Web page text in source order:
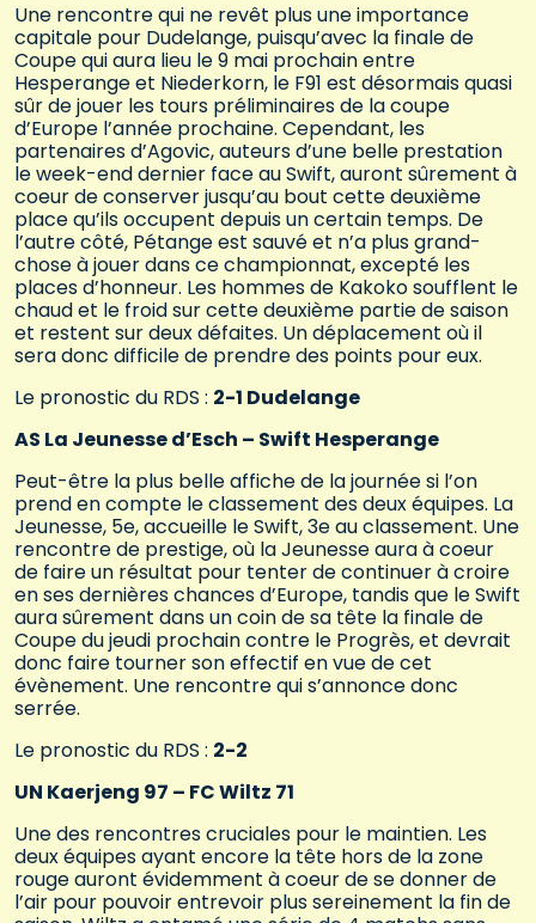
Une rencontre qui ne revêt plus une importance
capitale pour Dudelange, puisqu’avec la finale de
Coupe qui aura lieu le 9 mai prochain entre
Hesperange et Niederkorn, le F91 est désormais quasi
sûr de jouer les tours préliminaires de la coupe
d’Europe l’année prochaine. Cependant, les
partenaires d’Agovic, auteurs d’une belle prestation
le week-end dernier face au Swift, auront sûrement à
coeur de conserver jusqu’au bout cette deuxième
place qu’ils occupent depuis un certain temps. De
l’autre côté, Pétange est sauvé et n’a plus grand-
chose à jouer dans ce championnat, excepté les
places d’honneur. Les hommes de Kakoko soufflent le
chaud et le froid sur cette deuxième partie de saison
et restent sur deux défaites. Un déplacement où il
sera donc difficile de prendre des points pour eux.
Le pronostic du RDS : 2-1 Dudelange
AS La Jeunesse d’Esch – Swift Hesperange
Peut-être la plus belle affiche de la journée si l’on
prend en compte le classement des deux équipes. La
Jeunesse, 5e, accueille le Swift, 3e au classement. Une
rencontre de prestige, où la Jeunesse aura à coeur
de faire un résultat pour tenter de continuer à croire
en ses dernières chances d’Europe, tandis que le Swift
aura sûrement dans un coin de sa tête la finale de
Coupe du jeudi prochain contre le Progrès, et devrait
donc faire tourner son effectif en vue de cet
évènement. Une rencontre qui s’annonce donc
serrée.
Le pronostic du RDS : 2-2
UN Kaerjeng 97 – FC Wiltz 71
Une des rencontres cruciales pour le maintien. Les
deux équipes ayant encore la tête hors de la zone
rouge auront évidemment à coeur de se donner de
l’air pour pouvoir entrevoir plus sereinement la fin de